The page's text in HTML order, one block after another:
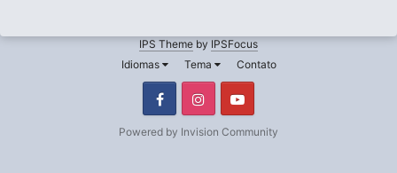
IPS Theme by IPSFocus
Idiomas
Tema Contato
FacebookInstagram
Powered by Invision Community